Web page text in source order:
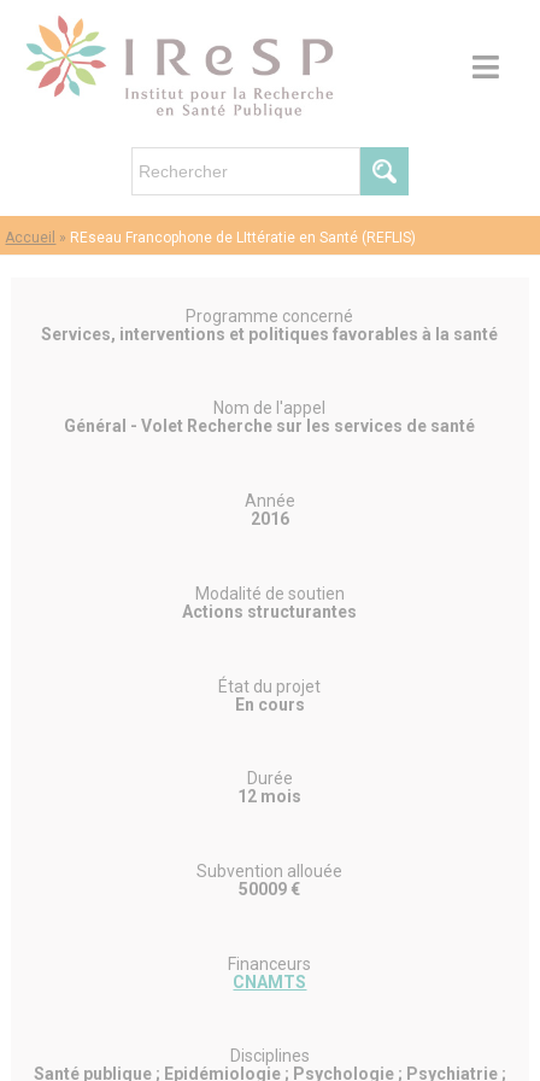
Accueil » REseau Francophone de LIttératie en Santé (REFLIS)
Programme concerné
Services, interventions et politiques favorables à la santé
Nom de l'appel
Général - Volet Recherche sur les services de santé
Année
2016
Modalité de soutien
Actions structurantes
État du projet
En cours
Durée
12 mois
Subvention allouée
50009 €
Financeurs
CNAMTS
Disciplines
Santé publique ; Epidémiologie ; Psychologie ; Psychiatrie ;